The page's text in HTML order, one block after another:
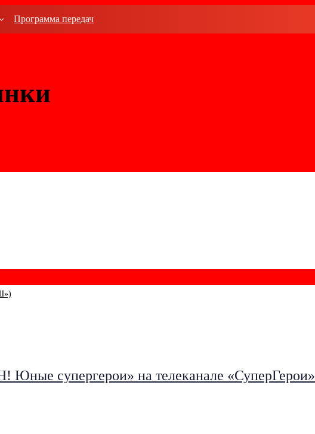
Программа передач
Юные супергерои» на телеканале «СуперГерои»